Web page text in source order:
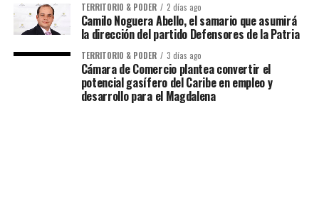
TERRITORIO & PODER 2 días ago
Camilo Noguera Abello, el samario que asumirá
la dirección del partido Defensores de la Patria
TERRITORIO & PODER 3 días ago
Cámara de Comercio plantea convertir el
potencial gasífero del Caribe en empleo y
desarrollo para el Magdalena